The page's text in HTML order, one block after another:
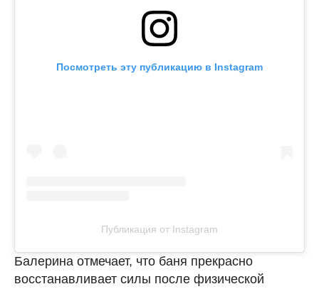
Посмотреть эту публикацию в Instagram
Публикация от Instagram
Балерина отмечает, что баня прекрасно
восстанавливает силы после физической